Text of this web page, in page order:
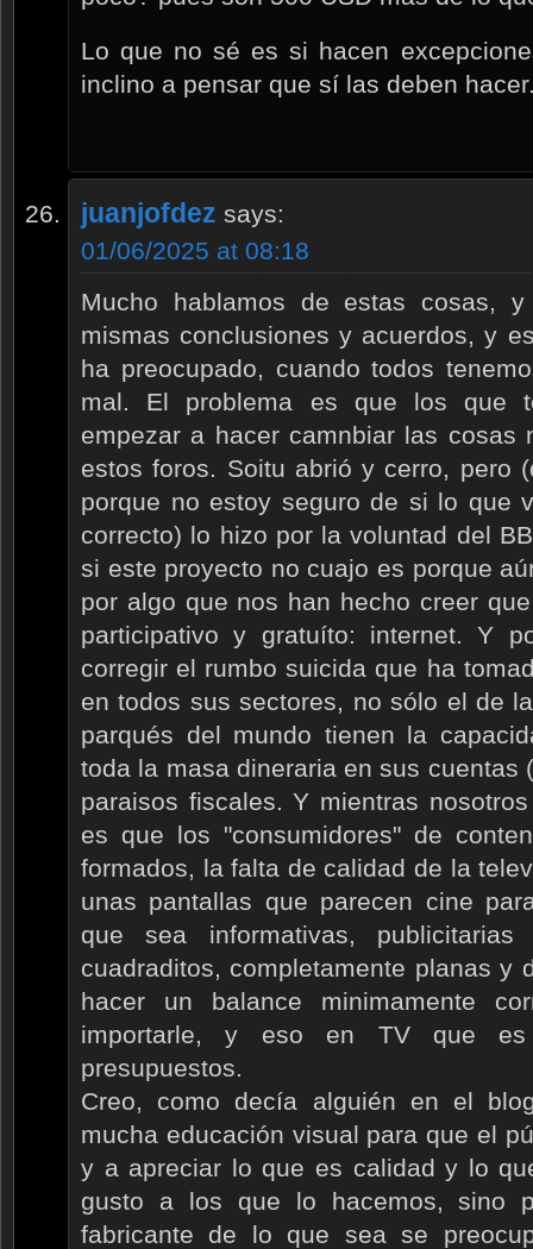
Lo que no sé es si hacen
inclino a pensar que sí las deben
juanjofdez says:
01/06/2025 at 08:18
Mucho hablamos de estas cosas,
mismas conclusiones y acuerdos, y
ha preocupado, cuando todos
mal. El problema es que los que
empezar a hacer camnbiar las cosas
estos foros. Soitu abrió y cerro, pero
porque no estoy seguro de si lo que
correcto) lo hizo por la voluntad del
si este proyecto no cuajo es porque
por algo que nos han hecho creer
participativo y gratuíto: internet. Y
corregir el rumbo suicida que ha
en todos sus sectores, no sólo el de
parqués del mundo tienen la
toda la masa dineraria en sus cuentas
paraisos fiscales. Y mientras
es que los "consumidores" de
formados, la falta de calidad de la
unas pantallas que parecen cine
que sea informativas,
cuadraditos, completamente planas y
hacer un balance minimamente
importarle, y eso en TV que
presupuestos.
Creo, como decía alguién en el
mucha educación visual para que el
y a apreciar lo que es calidad y lo
gusto a los que lo hacemos, sino
fabricante de lo que sea se